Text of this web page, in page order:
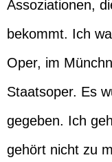
Assoziationen,
bekommt. Ich
Oper, im
Staatsoper. Es
gegeben. Ich
gehört nicht zu